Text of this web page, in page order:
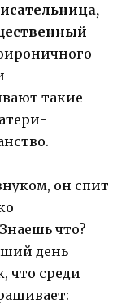
такие
он спит
что?
день
что среди